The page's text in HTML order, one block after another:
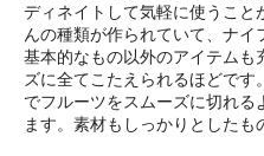
ディネイトして気軽に使うこと
んの種類が作られていて、ナ
基本的なもの以外のアイテムも
ズに全てこたえられるほどで
でフルーツをスムーズに切れ
ます。素材もしっかりとしたも
・配送について